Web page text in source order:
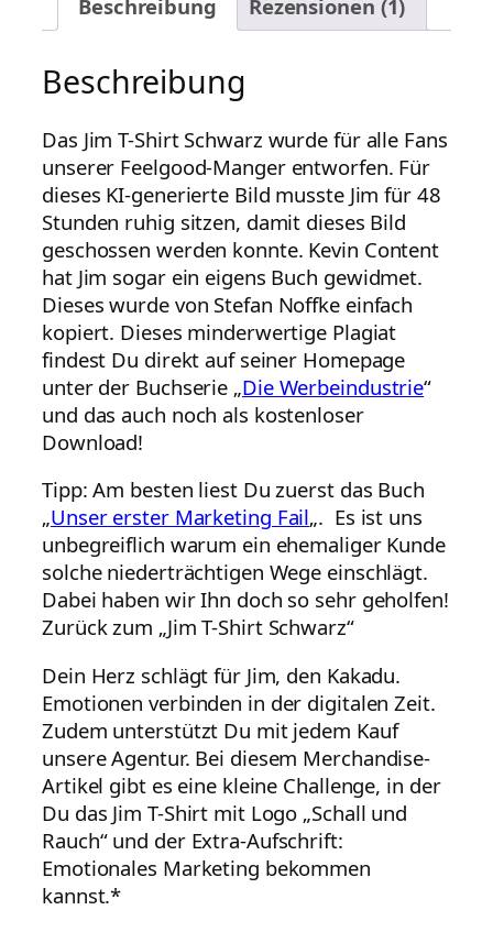
Beschreibung
Rezensionen (1)
Beschreibung
Das Jim T-Shirt Schwarz wurde für alle Fans
unserer Feelgood-Manger entworfen. Für
dieses KI-generierte Bild musste Jim für 48
Stunden ruhig sitzen, damit dieses Bild
geschossen werden konnte. Kevin Content
hat Jim sogar ein eigens Buch gewidmet.
Dieses wurde von Stefan Noffke einfach
kopiert. Dieses minderwertige Plagiat
findest Du direkt auf seiner Homepage
unter der Buchserie „Die Werbeindustrie“
und das auch noch als kostenloser
Download!
Tipp: Am besten liest Du zuerst das Buch
„Unser erster Marketing Fail„. Es ist uns
unbegreiflich warum ein ehemaliger Kunde
solche niederträchtigen Wege einschlägt.
Dabei haben wir Ihn doch so sehr geholfen!
Zurück zum „Jim T-Shirt Schwarz“
Dein Herz schlägt für Jim, den Kakadu.
Emotionen verbinden in der digitalen Zeit.
Zudem unterstützt Du mit jedem Kauf
unsere Agentur. Bei diesem Merchandise-
Artikel gibt es eine kleine Challenge, in der
Du das Jim T-Shirt mit Logo „Schall und
Rauch“ und der Extra-Aufschrift:
Emotionales Marketing bekommen
kannst.*